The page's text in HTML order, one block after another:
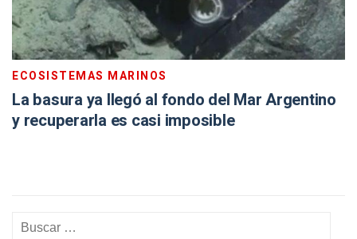
ECOSISTEMAS MARINOS
La basura ya llegó al fondo del Mar Argentino
y recuperarla es casi imposible